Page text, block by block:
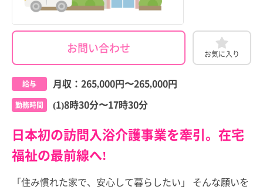
お問い合わせ お気に入り
給与 月収： 265,000円〜265,000円
勤務時間 (1)8時30分〜17時30分
日本初の訪問入浴介護事業を牽引。在宅
福祉の最前線へ!
「住み慣れた家で、安心して暮らしたい」 そんな願いを